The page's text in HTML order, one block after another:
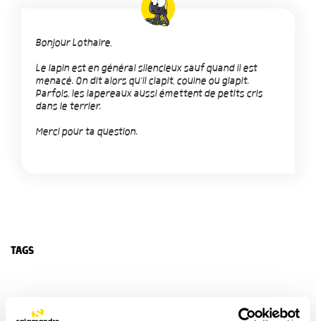
Bonjour Lothaire,
Le lapin est en général silencieux sauf quand il est
menacé. On dit alors qu'il clapit, couine ou glapit.
Parfois, les lapereaux aussi émettent de petits cris
dans le terrier.
Merci pour ta question.
TAGS